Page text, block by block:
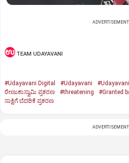
ADVERTISEMENT
TEAM UDAYAVANI
#Udayavani Digital #Udayavani
ರೇಣುಕಾಸ್ವಾಮಿ ಪ್ರಕರಣ
#threatening #Granted
ಸಾಕ್ಷಿಗೆ ಬೆದರಿಕೆ ಪ್ರಕರಣ
ADVERTISEMENT